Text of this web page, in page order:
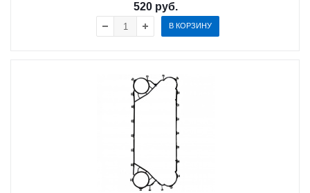
520руб.
В КОРЗИНУ